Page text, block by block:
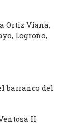
Ortiz Viana,
Logroño,
barranco del
II